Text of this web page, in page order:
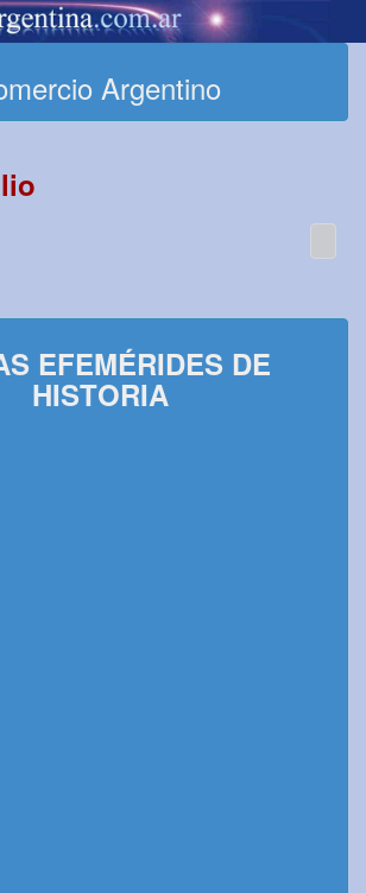
Argentino
EFEMÉRIDES DE
HISTORIA